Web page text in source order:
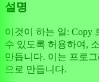
설명
이것이 하는 일: Copy
수 있도록 허용하여,
만듭니다. 이는 프로
으로 만듭니다.